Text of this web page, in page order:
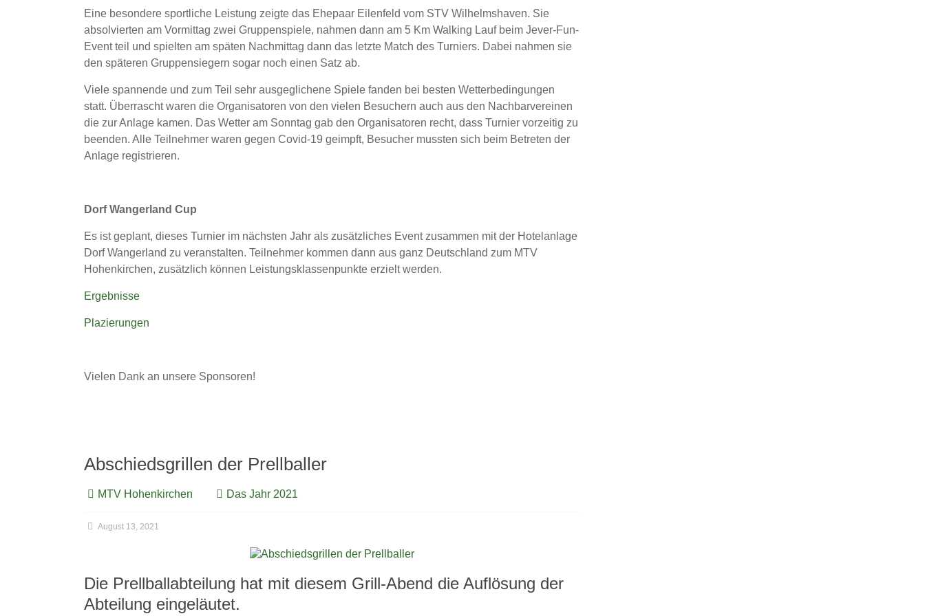
Eine besondere sportliche Leistung zeigte das Ehepaar Eilenfeld vom STV Wilhelmshaven. Sie
absolvierten am Vormittag zwei Gruppenspiele, nahmen dann am 5 Km Walking Lauf beim Jever-Fun-
Event teil und spielten am späten Nachmittag dann das letzte Match des Turniers. Dabei nahmen sie
den späteren Gruppensiegern sogar noch einen Satz ab.
Viele spannende und zum Teil sehr ausgeglichene Spiele fanden bei besten Wetterbedingungen
statt. Überrascht waren die Organisatoren von den vielen Besuchern auch aus den Nachbarvereinen
die zur Anlage kamen. Das Wetter am Sonntag gab den Organisatoren recht, dass Turnier vorzeitig zu
beenden. Alle Teilnehmer waren gegen Covid-19 geimpft, Besucher mussten sich beim Betreten der
Anlage registrieren.
Dorf Wangerland Cup
Es ist geplant, dieses Turnier im nächsten Jahr als zusätzliches Event zusammen mit der Hotelanlage
Dorf Wangerland zu veranstalten. Teilnehmer kommen dann aus ganz Deutschland zum MTV
Hohenkirchen, zusätzlich können Leistungsklassenpunkte erzielt werden.
Ergebnisse
Plazierungen
Vielen Dank an unsere Sponsoren!
Abschiedsgrillen der Prellballer
MTV Hohenkirchen Das Jahr 2021
August 13, 2021
Die Prellballabteilung hat mit diesem Grill-Abend die Auflösung der
Abteilung eingeläutet.